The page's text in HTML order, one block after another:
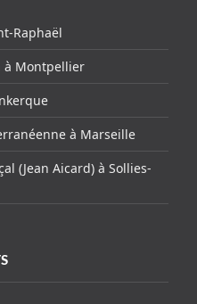
Raphaël
à Montpellier
à Marseille
(Jean Aicard) à Sollies-